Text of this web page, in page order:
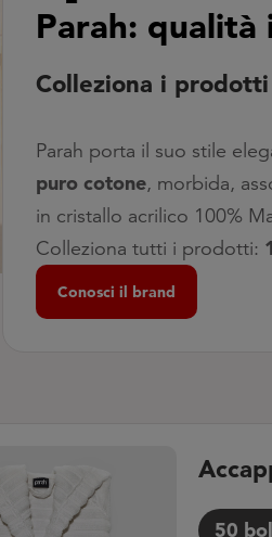
Parah:
Colleziona i
Parah porta il suo stile
puro cotone, morbida,
in cristallo acrilico 100%
Colleziona tutti i prodotti:
Conosci il brand
50